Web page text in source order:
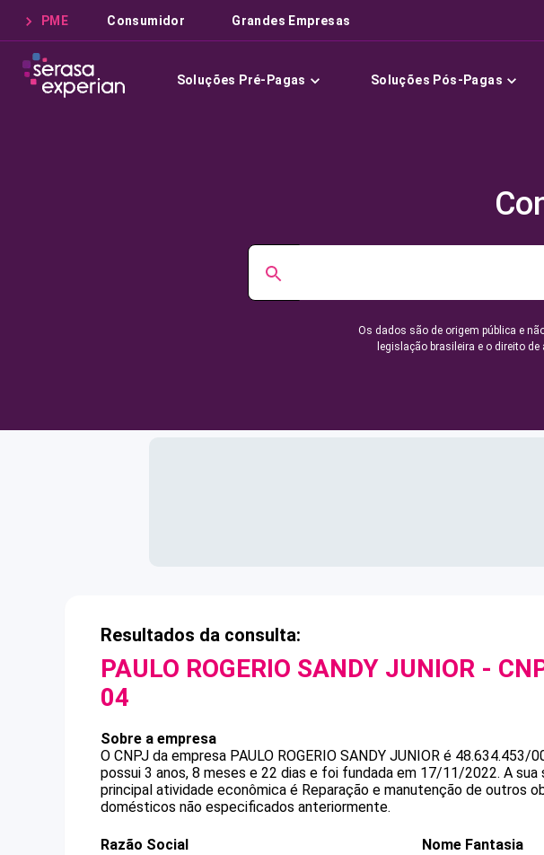
PME Consumidor Grandes Empresas
Soluções Pré-Pagas Soluções Pós-Pagas
Os dados são de origem pública e
legislação brasileira e o direito
Resultados da consulta:
PAULO ROGERIO SANDY JUNIOR -
04
Sobre a empresa
O CNPJ da empresa PAULO ROGERIO SANDY JUNIOR é 48.634.453/
possui 3 anos, 8 meses e 22 dias e foi fundada em 17/11/2022. A sua
principal atividade econômica é Reparação e manutenção de outros
domésticos não especificados anteriormente.
Razão Social
Nome Fantasia